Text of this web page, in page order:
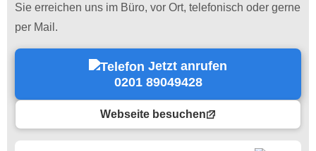
Sie erreichen uns im Büro, vor Ort, telefonisch oder gerne
per Mail.
Jetzt anrufen
0201 89049428
Webseite besuchen